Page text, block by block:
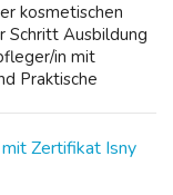
kosmetischen
Schritt Ausbildung
in mit
Praktische
Zertifikat Isny